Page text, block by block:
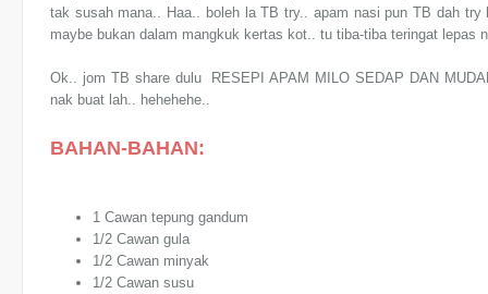
tak susah mana.. Haa.. boleh la TB try.. apam nasi pun TB dah
maybe bukan dalam mangkuk kertas kot.. tu tiba-tiba teringat
Ok.. jom TB share dulu RESEPI APAM MILO SEDAP DAN
nak buat lah.. hehehehe..
BAHAN-BAHAN:
1 Cawan tepung gandum
1/2 Cawan gula
1/2 Cawan minyak
1/2 Cawan susu